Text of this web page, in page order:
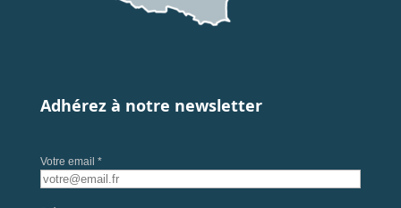
Adhérez à notre newsletter
Votre email *